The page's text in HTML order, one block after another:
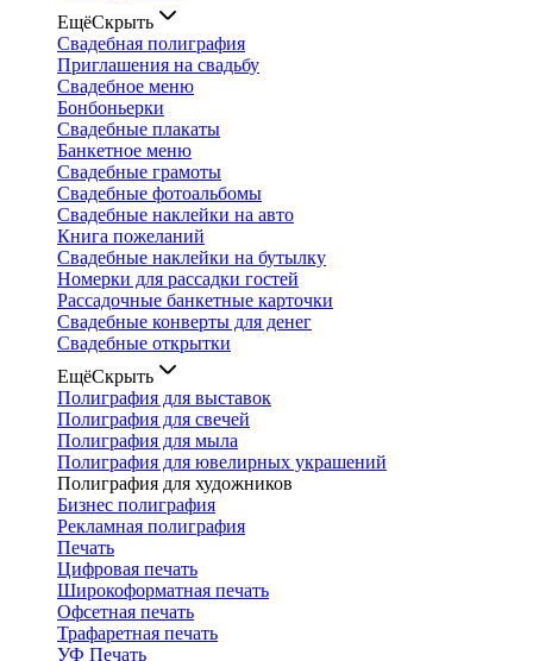
ЕщёСкрыть
Свадебная полиграфия
Приглашения на свадьбу
Свадебное меню
Бонбоньерки
Свадебные плакаты
Банкетное меню
Свадебные грамоты
Свадебные фотоальбомы
Свадебные наклейки на авто
Книга пожеланий
Свадебные наклейки на бутылку
Номерки для рассадки гостей
Рассадочные банкетные карточки
Свадебные конверты для денег
Свадебные открытки
ЕщёСкрыть
Полиграфия для выставок
Полиграфия для свечей
Полиграфия для мыла
Полиграфия для ювелирных украшений
Полиграфия для художников
Бизнес полиграфия
Рекламная полиграфия
Печать
Цифровая печать
Широкоформатная печать
Офсетная печать
Трафаретная печать
УФ Печать